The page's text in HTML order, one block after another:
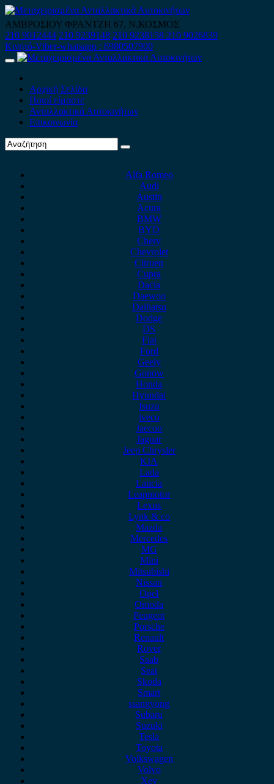
Skip
to
content
ΑΜΒΡΟΣΙΟΥ ΦΡΑΝΤΖΗ 67, Ν.ΚΟΣΜΟΣ
210 9012444 210 9239148 210 9238158 210 9026839
Κινητό-Viber-whatsapp : 6980507900
Primary
Αρχική Σελίδα
Ποιοί είμαστε
Ανταλλακτικά Αυτοκινήτων
Επικοινωνία
Alfa Romeo
Audi
Austin
Acura
BMW
BYD
Chery
Chevrolet
Citroen
Cupra
Dacia
Daewoo
Daihatsu
Dodge
DS
Fiat
Ford
Geely
Gonow
Honda
Hyundai
Isuzu
iveco
Jaecoo
Jaguar
Jeep Chrysler
KIA
Lada
Lancia
Leapmotor
Lexus
Lynk & co
Mazda
Mercedes
MG
Mini
Mitsubishi
Nissan
Opel
Omoda
Peugeot
Porsche
Renault
Rover
Saab
Seat
Skoda
Smart
ssangyong
Subaru
Suzuki
Tesla
Toyota
Volkswagen
Volvo
Xev